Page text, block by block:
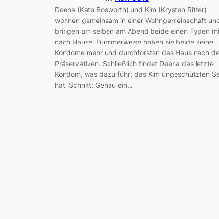
Deena (Kate Bosworth) und Kim (Krysten Ritter)
wohnen gemeinsam in einer Wohngemeinschaft
bringen am selben am Abend beide einen Typen
nach Hause. Dummerweise haben sie beide keine
Kondome mehr und durchforsten das Haus nach
Präservativen. Schließlich findet Deena das letzte
Kondom, was dazu führt das Kim ungeschützten
hat. Schnitt: Genau ein…